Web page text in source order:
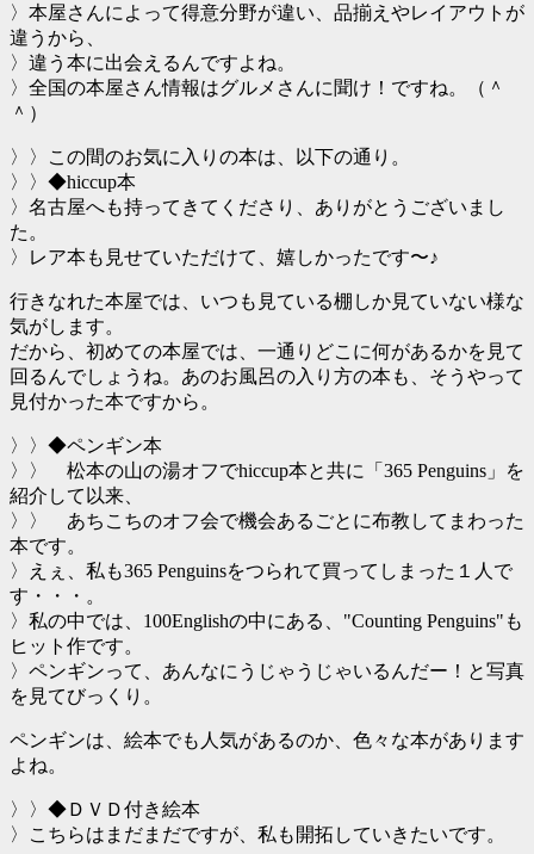
〉本屋さんによって得意分野が違い、品揃えやレイアウトが
違うから、
〉違う本に出会えるんですよね。
〉全国の本屋さん情報はグルメさんに聞け！ですね。（＾
＾）
〉〉この間のお気に入りの本は、以下の通り。
〉〉◆hiccup本
〉名古屋へも持ってきてくださり、ありがとうございまし
た。
〉レア本も見せていただけて、嬉しかったです〜♪
行きなれた本屋では、いつも見ている棚しか見ていない様な
気がします。
だから、初めての本屋では、一通りどこに何があるかを見て
回るんでしょうね。あのお風呂の入り方の本も、そうやって
見付かった本ですから。
〉〉◆ペンギン本
〉〉 松本の山の湯オフでhiccup本と共に「365 Penguins」を
紹介して以来、
〉〉 あちこちのオフ会で機会あるごとに布教してまわった
本です。
〉えぇ、私も365 Penguinsをつられて買ってしまった１人で
す・・・。
〉私の中では、100Englishの中にある、"Counting Penguins"も
ヒット作です。
〉ペンギンって、あんなにうじゃうじゃいるんだー！と写真
を見てびっくり。
ペンギンは、絵本でも人気があるのか、色々な本があります
よね。
〉〉◆ＤＶＤ付き絵本
〉こちらはまだまだですが、私も開拓していきたいです。